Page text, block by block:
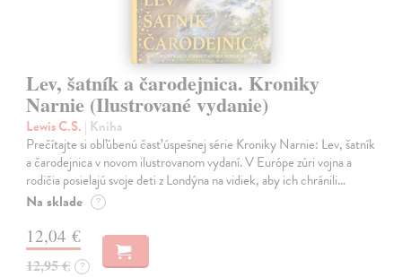
Lev, šatník a čarodejnica. Kroniky
Narnie (Ilustrované vydanie)
Lewis C.S. | Kniha
Prečítajte si obľúbenú časť úspešnej série Kroniky Narnie: Lev, šatník
a čarodejnica v novom ilustrovanom vydaní. V Európe zúri vojna a
rodičia posielajú svoje deti z Londýna na vidiek, aby ich chránili…
Na sklade ?
12,04 €
12,95 € ?